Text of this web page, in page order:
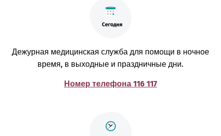
Дежурная медицинская служба для помощи в ночное
время, в выходные и праздничные дни.
Номер телефона 116 117